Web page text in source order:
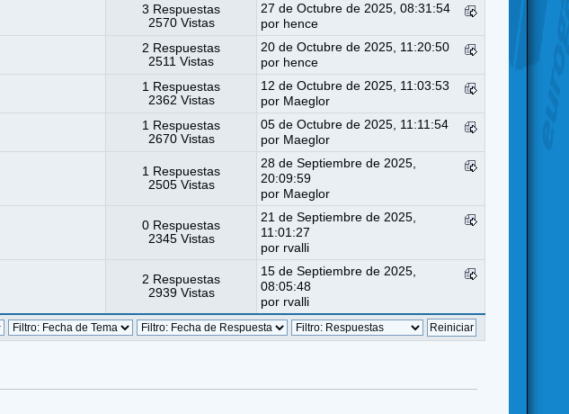
3 Respuestas
2570 Vistas
27 de Octubre de 2025, 08:31:54
por hence
2 Respuestas
2511 Vistas
20 de Octubre de 2025, 11:20:50
por hence
1 Respuestas
2362 Vistas
12 de Octubre de 2025, 11:03:53
por Maeglor
1 Respuestas
2670 Vistas
05 de Octubre de 2025, 11:11:54
por Maeglor
1 Respuestas
2505 Vistas
28 de Septiembre de 2025,
20:09:59
por Maeglor
0 Respuestas
2345 Vistas
21 de Septiembre de 2025,
11:01:27
por rvalli
2 Respuestas
2939 Vistas
15 de Septiembre de 2025,
08:05:48
por rvalli